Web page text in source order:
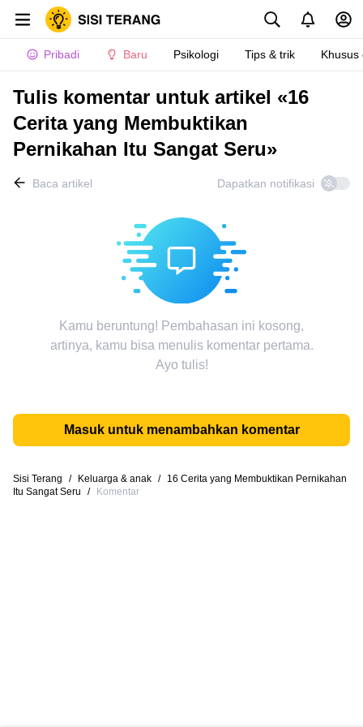
Pribadi Baru Psikologi Tips & trik Khusus
Tulis komentar untuk artikel «16
Cerita yang Membuktikan
Pernikahan Itu Sangat Seru»
Baca artikel Dapatkan notifikasi
Kamu beruntung! Pembahasan ini kosong,
artinya, kamu bisa menulis komentar pertama.
Ayo tulis!
Masuk untuk menambahkan komentar
Sisi Terang / Keluarga & anak /
16 Cerita yang Membuktikan Pernikahan
Itu Sangat Seru
/ Komentar